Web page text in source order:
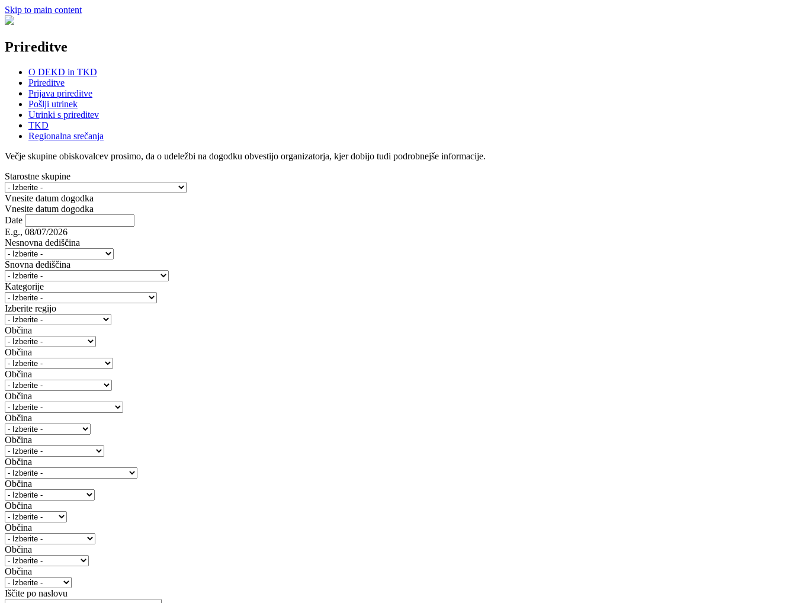
Skip to main content
Prireditve
O DEKD in TKD
Prireditve
Prijava prireditve
Pošlji utrinek
Utrinki s prireditev
TKD
Regionalna srečanja
Večje skupine obiskovalcev prosimo, da o udeležbi na dogodku obvestijo organizatorja, kjer dobijo tudi podrobnejše informacije.
Starostne skupine
Vnesite datum dogodka
Vnesite datum dogodka
Date
E.g., 08/07/2026
Nesnovna dediščina
Snovna dediščina
Kategorije
Izberite regijo
Občina
Občina
Občina
Občina
Občina
Občina
Občina
Občina
Občina
Občina
Občina
Občina
Iščite po naslovu